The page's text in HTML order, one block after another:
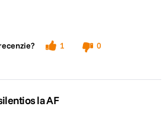
1
0
la AF